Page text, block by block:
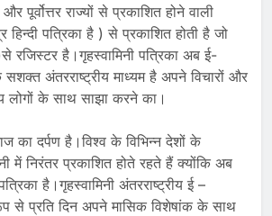
पूर्वोत्तर राज्यों से प्रकाशित होने वाली
पत्रिका है ) से प्रकाशित होती है जो
है।गृहस्वामिनी पत्रिका अब ई-
अंतरराष्ट्रीय माध्यम है अपने विचारों और
लोगों के साथ साझा करने का।
का दर्पण है।विश्व के विभिन्न देशों के
में निरंतर प्रकाशित होते रहते हैं क्योंकि अब
पत्रिका है।गृहस्वामिनी अंतरराष्ट्रीय ई –
से प्रति दिन अपने मासिक विशेषांक के साथ